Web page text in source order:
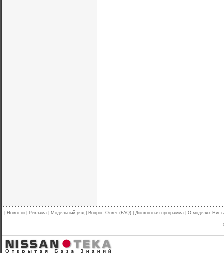
Новости Реклама Модельный ряд Вопрос-Ответ (FAQ) Дисконтная программа О моделях